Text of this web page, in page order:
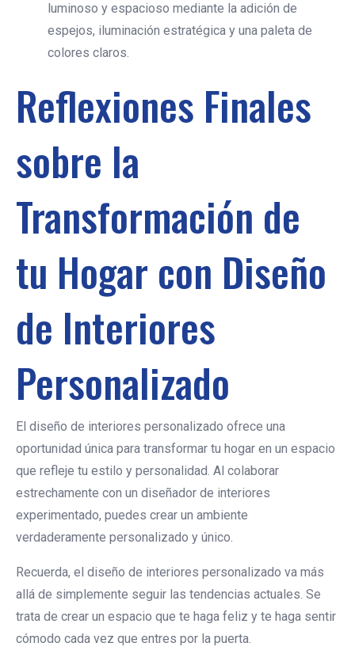
luminoso y espacioso mediante la adición de
espejos, iluminación estratégica y una paleta de
colores claros.
Reflexiones Finales
sobre la
Transformación de
tu Hogar con Diseño
de Interiores
Personalizado
El diseño de interiores personalizado ofrece una
oportunidad única para transformar tu hogar en un espacio
que refleje tu estilo y personalidad. Al colaborar
estrechamente con un diseñador de interiores
experimentado, puedes crear un ambiente
verdaderamente personalizado y único.
Recuerda, el diseño de interiores personalizado va más
allá de simplemente seguir las tendencias actuales. Se
trata de crear un espacio que te haga feliz y te haga sentir
cómodo cada vez que entres por la puerta.